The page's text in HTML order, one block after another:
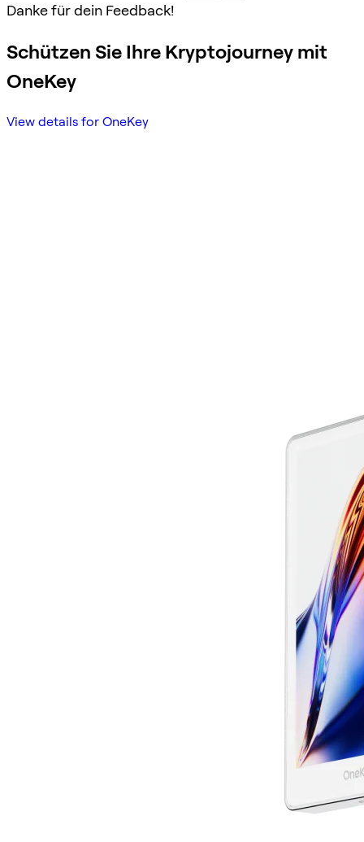
Danke für dein Feedback!
Schützen Sie Ihre Kryptojourney mit
OneKey
View details for OneKey